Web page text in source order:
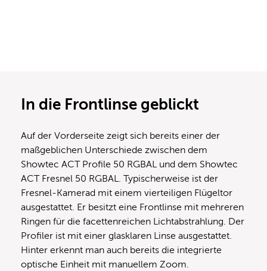
In die Frontlinse geblickt
Auf der Vorderseite zeigt sich bereits einer der
maßgeblichen Unterschiede zwischen dem
Showtec ACT Profile 50 RGBAL und dem Showtec
ACT Fresnel 50 RGBAL. Typischerweise ist der
Fresnel-Kamerad mit einem vierteiligen Flügeltor
ausgestattet. Er besitzt eine Frontlinse mit mehreren
Ringen für die facettenreichen Lichtabstrahlung. Der
Profiler ist mit einer glasklaren Linse ausgestattet.
Hinter erkennt man auch bereits die integrierte
optische Einheit mit manuellem Zoom.